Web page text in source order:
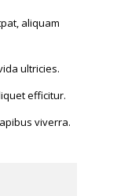
aliquam
ultricies.
efficitur.
viverra.